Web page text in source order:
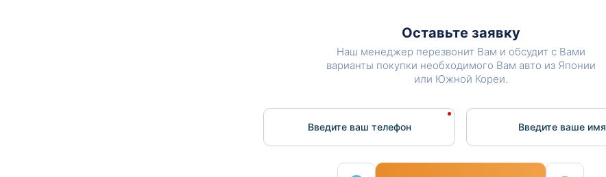
Оставьте заявку
Наш менеджер перезвонит Вам и обсудит с Вами
варианты покупки необходимого Вам авто из Японии
или Южной Кореи.
Введите ваш телефон Введите вашe имя